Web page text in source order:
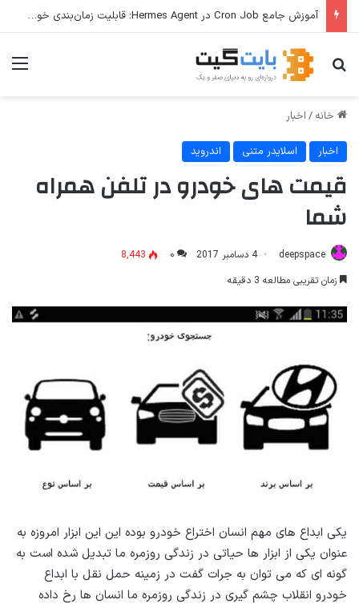
آموزش جامع Cron Job در Hermes Agent؛ قابلیت زمان‌بندی خودکار وظایف
جستجو برای
خانه / اخبار
اخبار اسلایدر متنی اندروید
قیمت های خودرو در تلفن همراه
شما
deepspace 4 دسامبر 2017 ۰
8,443
زمان تقریبی مطالعه 3 دقیقه
یکی ابداع های مهم انسان اختراع خودرو بوده این این ابزار امروزه به
عنوان یکی از ابزار ها حیاتی در زندگی روزمره ما تبدیل شده است به
گونه ای که می توان به جرات گفت در زمینه حمل نقل با ابداع
خودرو انقلاب چشم گیری در زندگی روزمره ما انسان ها رخ داده